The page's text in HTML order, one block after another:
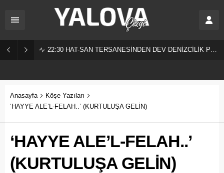
22:30 HAT-SAN TERSANESİNDEN DEV DENİZCİLİK PROJESİ!
Anasayfa
Köşe Yazıları
‘HAYYE ALE’L-FELAH..’ (KURTULUŞA GELİN)
‘HAYYE ALE’L-FELAH..’
(KURTULUŞA GELİN)